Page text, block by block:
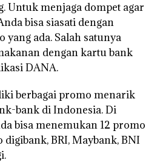
Untuk menjaga dompet agar
bisa siasati dengan
ada. Salah satunya
dengan kartu bank
DANA.
berbagai promo menarik
bank di Indonesia. Di
bisa menemukan 12 promo
BRI, Maybank, BNI